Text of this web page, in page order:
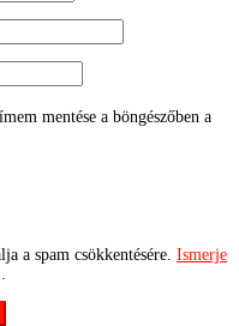
mentése a böngészőben a
a spam csökkentésére. Ismerje